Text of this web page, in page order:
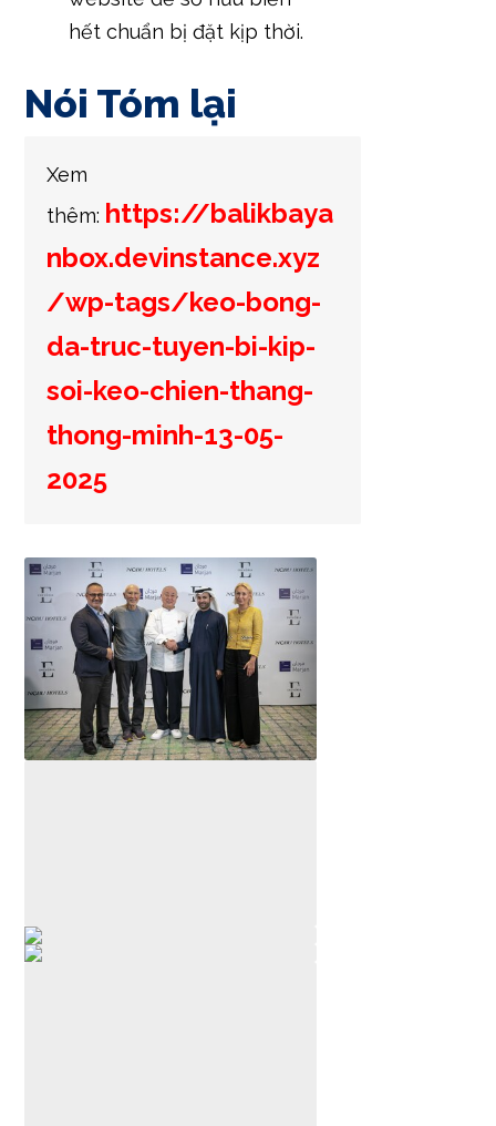
hết chuẩn bị đặt kịp thời.
Nói Tóm lại
Xem
thêm: https://balikbaya
nbox.devinstance.xyz
/wp-tags/keo-bong-
da-truc-tuyen-bi-kip-
soi-keo-chien-thang-
thong-minh-13-05-
2025